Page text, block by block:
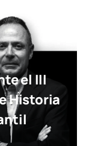
el III
Historia